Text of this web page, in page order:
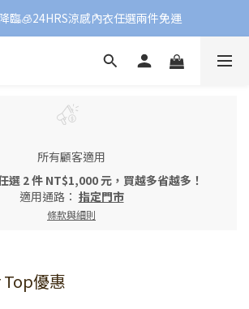
臨🧊24HRS涼感內衣任選兩件免運
所有顧客適用
選 2 件 NT$1,000 元，買越多省越多！
適用通路： 指定門市
條款與細則
Top優惠